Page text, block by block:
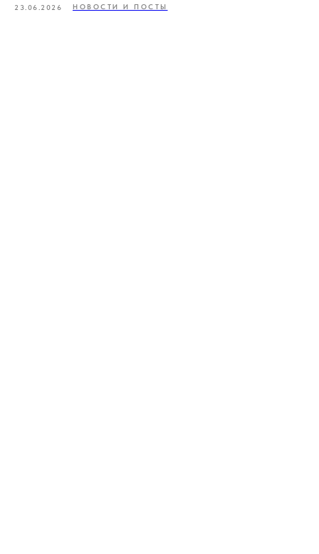
23.06.2026 НОВОСТИ И ПОСТЫ